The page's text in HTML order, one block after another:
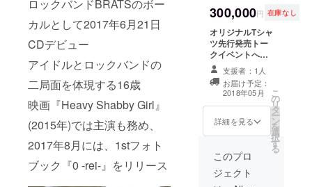
ロックバンドBRATSのボー
カルとして2017年6月21日
CDデビュー
アイドルとロックバンドの
二局面を体現する16歳
映画『Heavy Shabby Girl』
(2015年)では主演も務め、
2017年8月には、1stフォト
ブック『0 -rei-』をリリース
いたします。 ※
字の確認をお願
いいたします
袖のロングTシャ
ツを予定してい
ます。 サイズは
Lサイズ:着丈
76、身幅55
XLサイズ:着丈
78、身幅60 の2
サイズとなりま
す。 ボディは現
ますが、誤差出
ても数センチと
ターン内にサイ
ズを選べる項目
がありますの
イン付) ・Tシャ
ツのサイズ等に
ついて 今回制作
予定のオリジナ
ルブランドTシャ
ツですが長袖の
ロングTシャツを
予定していま
す。 サイズは
76、身幅55
XLサイズ:着丈
サイズとなりま
す。 ボディは現
在検討中になり
300,000円 在庫なし
オリジナルTシャ
ツ先行発売トー
クイベントへご
招待 オ
リジナルTシャツ
1枚を先行発売イ
ベント時に1枚手
渡し 先行
発売イベント2
チェキ券1枚プレ
有効/サイン付)
直筆デザイン
ラフ原画1枚お渡
支援者：1人
お届け予定：
2018年05月
詳細を見る
こ
の
リ
タ
ー
ン
を
選
択
す
る
このプロ
ジェクト